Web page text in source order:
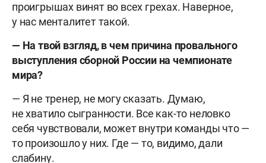
проигрышах винят во всех грехах. Наверное,
у нас менталитет такой.
— На твой взгляд, в чем причина провального
выступления сборной России на чемпионате
мира?
— Я не тренер, не могу сказать. Думаю,
не хватило сыгранности. Все как-то неловко
себя чувствовали, может внутри команды что —
то произошло у них. Где — то, видимо, дали
слабину.